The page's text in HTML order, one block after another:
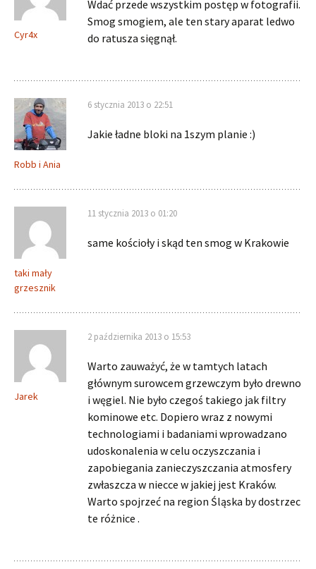
Cyr4x
Wdać przede wszystkim postęp w fotografii.
Smog smogiem, ale ten stary aparat ledwo
do ratusza sięgnął.
Robb i Ania
6 stycznia 2013 o 22:51
Jakie ładne bloki na 1szym planie :)
taki mały
grzesznik
11 stycznia 2013 o 01:20
same kościoły i skąd ten smog w Krakowie
Jarek
2 października 2013 o 15:53
Warto zauważyć, że w tamtych latach
głównym surowcem grzewczym było drewno
i węgiel. Nie było czegoś takiego jak filtry
kominowe etc. Dopiero wraz z nowymi
technologiami i badaniami wprowadzano
udoskonalenia w celu oczyszczania i
zapobiegania zanieczyszczania atmosfery
zwłaszcza w niecce w jakiej jest Kraków.
Warto spojrzeć na region Śląska by dostrzec
te różnice .